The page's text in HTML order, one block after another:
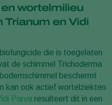
wortelmilieu
Trianum en Vidi
die is toegelaten
de schimmel Trichoderma
beschermt
kan ook actief wortelziekten
Parva resulteert dit in een